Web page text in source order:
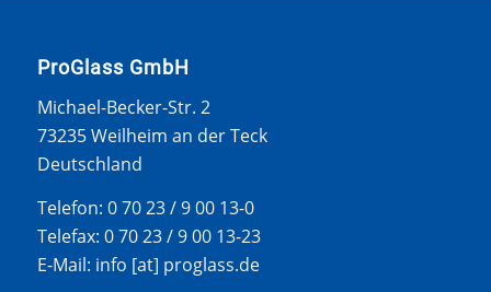
ProGlass GmbH
Michael-Becker-Str. 2
73235 Weilheim an der Teck
Deutschland
Telefon: 0 70 23 / 9 00 13-0
Telefax: 0 70 23 / 9 00 13-23
E-Mail: info [at] proglass.de